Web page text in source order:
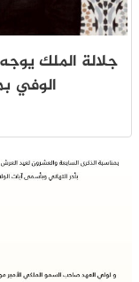
جلالة الملك
الوفي